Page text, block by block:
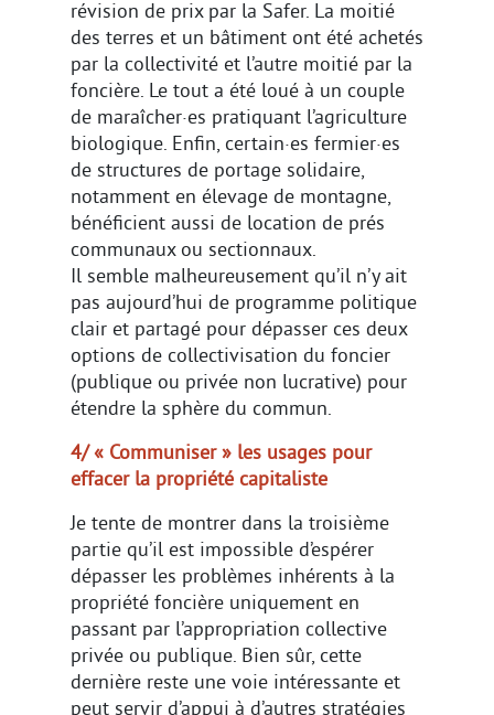
révision de prix par la Safer. La moitié
des terres et un bâtiment ont été achetés
par la collectivité et l’autre moitié par la
foncière. Le tout a été loué à un couple
de maraîcher·es pratiquant l’agriculture
biologique. Enfin, certain·es fermier·es
de structures de portage solidaire,
notamment en élevage de montagne,
bénéficient aussi de location de prés
communaux ou sectionnaux.
Il semble malheureusement qu’il n’y ait
pas aujourd’hui de programme politique
clair et partagé pour dépasser ces deux
options de collectivisation du foncier
(publique ou privée non lucrative) pour
étendre la sphère du commun.
4/ « Communiser » les usages pour
effacer la propriété capitaliste
Je tente de montrer dans la troisième
partie qu’il est impossible d’espérer
dépasser les problèmes inhérents à la
propriété foncière uniquement en
passant par l’appropriation collective
privée ou publique. Bien sûr, cette
dernière reste une voie intéressante et
peut servir d’appui à d’autres stratégies